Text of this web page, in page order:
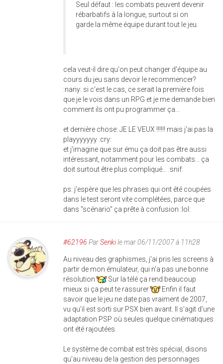
Seul défaut : les combats peuvent devenir
rébarbatifs à la longue, surtout si on
garde la même équipe durant tout le jeu.
cela veut-il dire qu'on peut changer d'équipe au
cours du jeu sans devoir le recommencer?
:nany: si c'est le cas, ce serait la première fois
que je le vois dans un RPG et je me demande bien
comment ils ont pu programmer ça...
et dernière chose: JE LE VEUX !!!!!! mais j'ai pas la
playyyyyyy :cry:
et j'imagine que sur ému ça doit pas être aussi
intéressant, notamment pour les combats... ça
doit surtout être plus compliqué... :snif:
ps: j'espère que les phrases qui ont été coupées
dans le test seront vite complétées, parce que
dans "scénario" ça prête à confusion :lol:
#62196 ParSenkile mar 06/11/2007 à 11h28
Au niveau des graphismes, j'ai pris les screens à
partir de mon émulateur, qui n'a pas une bonne
résolution
Sur la télé ça rend beaucoup
mieux si ça peut te rassurer
Enfin il faut
savoir que le jeu ne date pas vraiment de 2007,
vu qu'il est sorti sur PSX bien avant. Il s'agit d'une
adaptation PSP où seules quelque cinématiques
ont été rajoutées.
Le système de combat est très spécial, disons
qu'au niveau de la gestion des personnages